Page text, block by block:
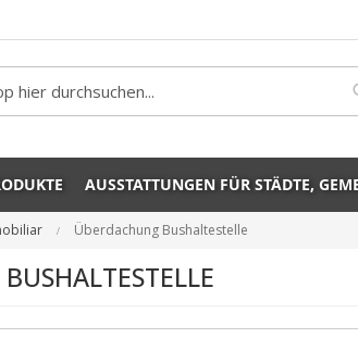
AUSSTATTUNGEN FÜR STÄDTE,
Überdachung Bushaltestelle